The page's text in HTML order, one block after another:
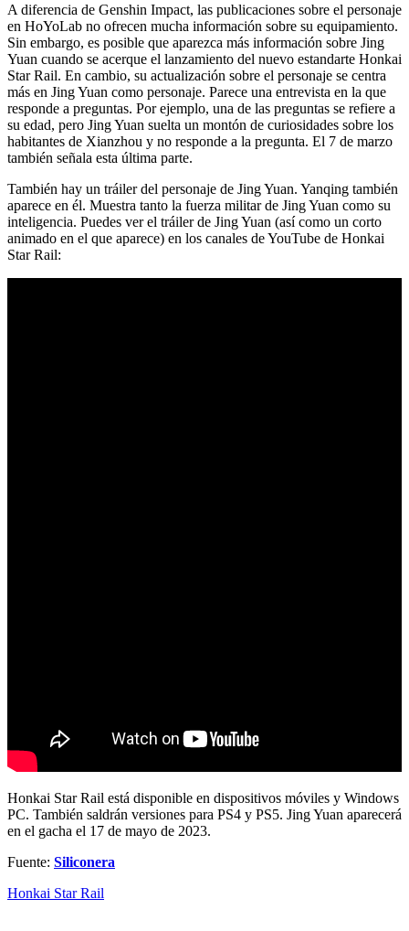
A diferencia de Genshin Impact, las publicaciones sobre el personaje
en HoYoLab no ofrecen mucha información sobre su equipamiento.
Sin embargo, es posible que aparezca más información sobre Jing
Yuan cuando se acerque el lanzamiento del nuevo estandarte Honkai
Star Rail. En cambio, su actualización sobre el personaje se centra
más en Jing Yuan como personaje. Parece una entrevista en la que
responde a preguntas. Por ejemplo, una de las preguntas se refiere a
su edad, pero Jing Yuan suelta un montón de curiosidades sobre los
habitantes de Xianzhou y no responde a la pregunta. El 7 de marzo
también señala esta última parte.
También hay un tráiler del personaje de Jing Yuan. Yanqing también
aparece en él. Muestra tanto la fuerza militar de Jing Yuan como su
inteligencia. Puedes ver el tráiler de Jing Yuan (así como un corto
animado en el que aparece) en los canales de YouTube de Honkai
Star Rail:
Honkai Star Rail está disponible en dispositivos móviles y Windows
PC. También saldrán versiones para PS4 y PS5. Jing Yuan aparecerá
en el gacha el 17 de mayo de 2023.
Fuente: Siliconera
Honkai Star Rail